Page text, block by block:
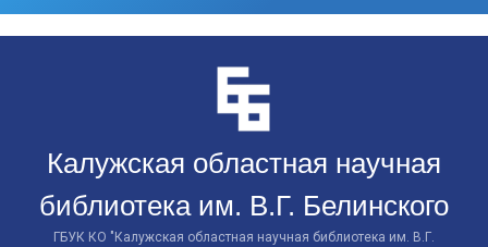
Калужская областная научная
библиотека им. В.Г. Белинского
ГБУК КО "Калужская областная научная библиотека им. В.Г.